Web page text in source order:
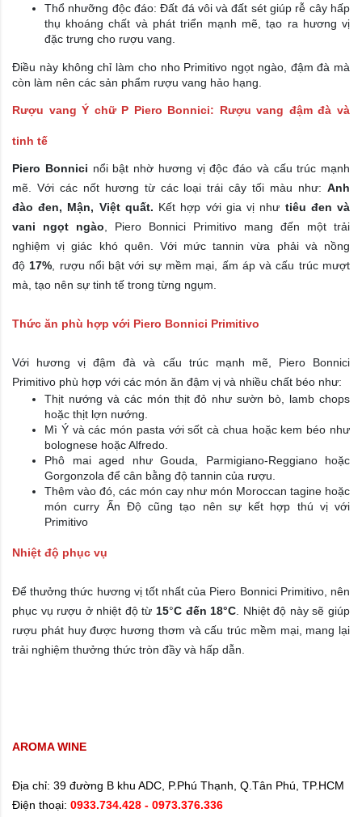
Thổ nhưỡng độc đáo: Đất đá vôi và đất sét giúp rễ cây hấp
thụ khoáng chất và phát triển mạnh mẽ, tạo ra hương vị
đặc trưng cho rượu vang.
Điều này không chỉ làm cho nho Primitivo ngọt ngào, đậm đà mà
còn làm nên các sản phẩm rượu vang hảo hạng.
Rượu vang Ý chữ P Piero Bonnici: Rượu vang đậm đà và
tinh tế
Piero Bonnici nổi bật nhờ hương vị độc đáo và cấu trúc mạnh
mẽ. Với các nốt hương từ các loại trái cây tối màu như: Anh
đàođen, Mận, Việt quất. Kết hợp với gia vị như tiêu đen và
vani ngọt ngào , Piero Bonnici Primitivo mang đến một trải
nghiệm vị giác khó quên. Với mức tannin vừa phải và nồng
độ 17% , rượu nổi bật với sự mềm mại, ấm áp và cấu trúc mượt
mà, tạo nên sự tinh tế trong từng ngụm.
Thức ăn phù hợp với Piero Bonnici Primitivo
Với hương vị đậm đà và cấu trúc mạnh mẽ, Piero Bonnici
Primitivo phù hợp với các món ăn đậm vị và nhiều chất béo như:
Thịt nướng và các món thịt đỏ như sườn bò, lamb chops
hoặc thịt lợn nướng.
Mì Ý và các món pasta với sốt cà chua hoặc kem béo như
bolognese hoặc Alfredo.
Phô mai aged như Gouda, Parmigiano-Reggiano hoặc
Gorgonzola để cân bằng độ tannin của rượu.
Thêm vào đó, các món cay như món Moroccan tagine hoặc
món curry Ấn Độ cũng tạo nên sự kết hợp thú vị với
Primitivo
Nhiệt độ phục vụ
Để thưởng thức hương vị tốt nhất của Piero Bonnici Primitivo, nên
phục vụ rượu ở nhiệt độ từ 15°C đến 18°C . Nhiệt độ này sẽ giúp
rượu phát huy được hương thơm và cấu trúc mềm mại, mang lại
trải nghiệm thưởng thức tròn đầy và hấp dẫn.
AROMA WINE
Địa chỉ: 39 đường B khu ADC, P.Phú Thạnh, Q.Tân Phú, TP.HCM
Điện thoại: 0933.734.428 - 0973.376.336